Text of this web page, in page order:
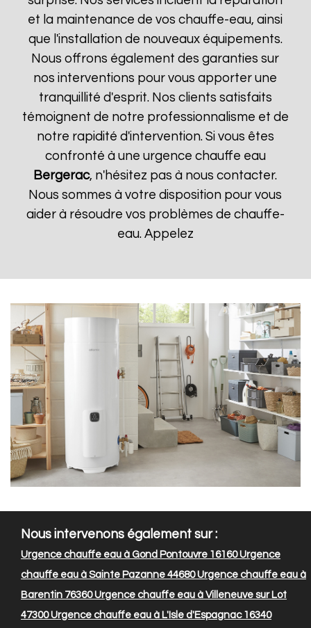
et la maintenance de vos chauffe-eau, ainsi
que l'installation de nouveaux équipements.
Nous offrons également des garanties sur
nos interventions pour vous apporter une
tranquillité d'esprit. Nos clients satisfaits
témoignent de notre professionnalisme et de
notre rapidité d'intervention. Si vous êtes
confronté à une urgence chauffe eau
Bergerac, n'hésitez pas à nous contacter.
Nous sommes à votre disposition pour vous
aider à résoudre vos problèmes de chauffe-
eau. Appelez
Nous intervenons également sur :
Urgence chauffe eau à Gond Pontouvre 16160Urgence
chauffe eau à Sainte Pazanne 44680Urgence chauffe eau à
Barentin 76360Urgence chauffe eau à Villeneuve sur Lot
47300Urgence chauffe eau à L'Isle d'Espagnac 16340